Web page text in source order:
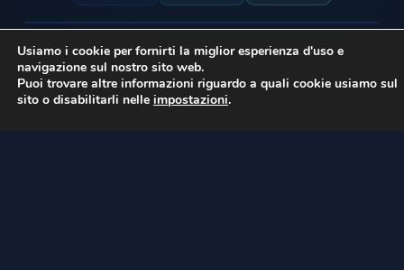
Pronto a giocare?
Clicca i task colorati appena spuntano. Più
sei veloce, più punti.
Inizia →
Software Sistemi Marketing
Usiamo i cookie per fornirti la miglior esperienza d'uso e
navigazione sul nostro sito web.
Puoi trovare altre informazioni riguardo a quali cookie usiamo sul
sito o disabilitarli nelle impostazioni.